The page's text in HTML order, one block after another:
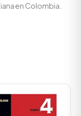
en Colombia.
price
$89.900.
Current
price
is: